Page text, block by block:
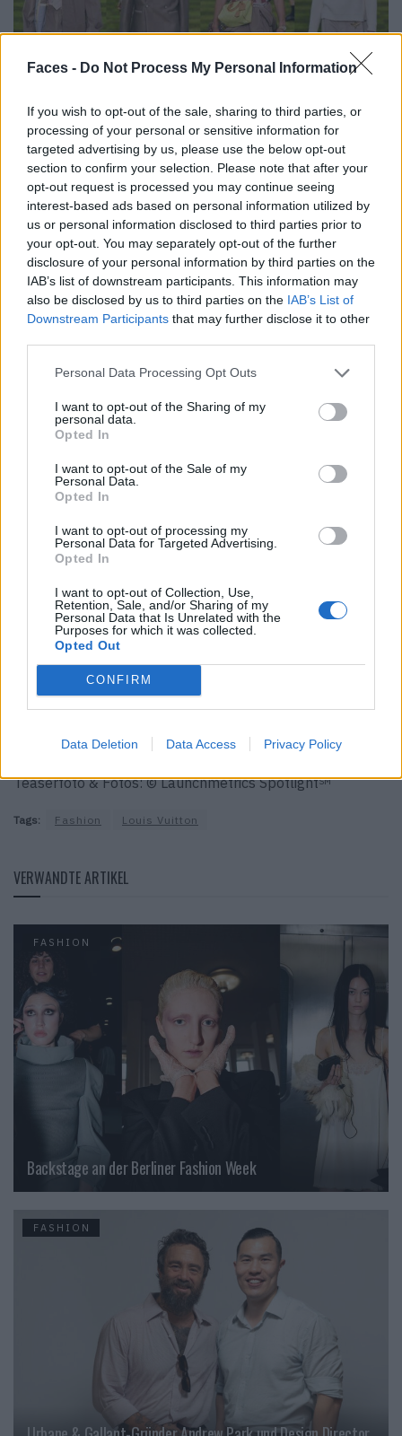
Faces - Do Not Process My Personal Information
If you wish to opt-out of the sale, sharing to third parties, or
processing of your personal or sensitive information for
targeted advertising by us, please use the below opt-out
section to confirm your selection. Please note that after your
opt-out request is processed you may continue seeing
interest-based ads based on personal information utilized by
us or personal information disclosed to third parties prior to
your opt-out. You may separately opt-out of the further
disclosure of your personal information by third parties on the
IAB’s list of downstream participants. This information may
also be disclosed by us to third parties on the IAB’s List of
Downstream Participants that may further disclose it to other
Personal Data Processing Opt Outs
I want to opt-out of the Sharing of my
personal data.
Opted In
I want to opt-out of the Sale of my
Personal Data.
Opted In
I want to opt-out of processing my
Personal Data for Targeted Advertising.
Opted In
I want to opt-out of Collection, Use,
Retention, Sale, and/or Sharing of my
Personal Data that Is Unrelated with the
Purposes for which it was collected.
Opted Out
CONFIRM
Data Deletion Data Access Privacy Policy
Details
Debütkollektion für Louis Vuitton.
Teaserfoto & Fotos: © Launchmetrics SpotlightSM
Tags: Fashion Louis Vuitton
VERWANDTE ARTIKEL
FASHION
Backstage an der Berliner Fashion Week
FASHION